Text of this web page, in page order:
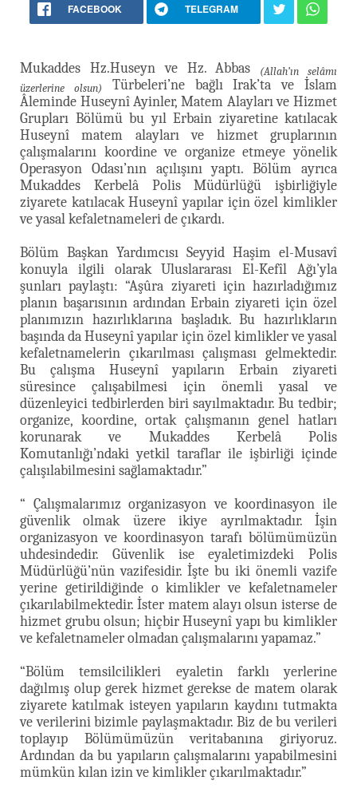
FACEBOOK TELEGRAM
Mukaddes Hz.Huseyn ve Hz. Abbas
(Allah’ın selâmı
üzerlerine olsun)
Türbeleri’ne bağlı Irak’ta ve İslam
Âleminde Huseynî Ayinler, Matem Alayları ve Hizmet
Grupları Bölümü bu yıl Erbain ziyaretine katılacak
Huseynî matem alayları ve hizmet gruplarının
çalışmalarını koordine ve organize etmeye yönelik
Operasyon Odası’nın açılışını yaptı. Bölüm ayrıca
Mukaddes Kerbelâ Polis Müdürlüğü işbirliğiyle
ziyarete katılacak Huseynî yapılar için özel kimlikler
ve yasal kefaletnameleri de çıkardı.
Bölüm Başkan Yardımcısı Seyyid Haşim el-Musavî
konuyla ilgili olarak Uluslararası El-Kefîl Ağı’yla
şunları paylaştı: “Aşûra ziyareti için hazırladığımız
planın başarısının ardından Erbain ziyareti için özel
planımızın hazırlıklarına başladık. Bu hazırlıkların
başında da Huseynî yapılar için özel kimlikler ve yasal
kefaletnamelerin çıkarılması çalışması gelmektedir.
Bu çalışma Huseynî yapıların Erbain ziyareti
süresince çalışabilmesi için önemli yasal ve
düzenleyici tedbirlerden biri sayılmaktadır. Bu tedbir;
organize, koordine, ortak çalışmanın genel hatları
korunarak ve Mukaddes Kerbelâ Polis
Komutanlığı’ndaki yetkil taraflar ile işbirliği içinde
çalışılabilmesini sağlamaktadır.”
“ Çalışmalarımız organizasyon ve koordinasyon ile
güvenlik olmak üzere ikiye ayrılmaktadır. İşin
organizasyon ve koordinasyon tarafı bölümümüzün
uhdesindedir. Güvenlik ise eyaletimizdeki Polis
Müdürlüğü’nün vazifesidir. İşte bu iki önemli vazife
yerine getirildiğinde o kimlikler ve kefaletnameler
çıkarılabilmektedir. İster matem alayı olsun isterse de
hizmet grubu olsun; hiçbir Huseynî yapı bu kimlikler
ve kefaletnameler olmadan çalışmalarını yapamaz.”
“Bölüm temsilcilikleri eyaletin farklı yerlerine
dağılmış olup gerek hizmet gerekse de matem olarak
ziyarete katılmak isteyen yapıların kaydını tutmakta
ve verilerini bizimle paylaşmaktadır. Biz de bu verileri
toplayıp Bölümümüzün veritabanına giriyoruz.
Ardından da bu yapıların çalışmalarını yapabilmesini
mümkün kılan izin ve kimlikler çıkarılmaktadır.”